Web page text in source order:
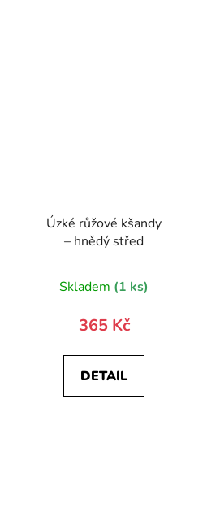
Úzké růžové kšandy
– hnědý střed
Skladem (1 ks)
365 Kč
DETAIL